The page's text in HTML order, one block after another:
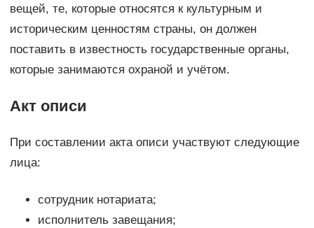
вещей, те, которые относятся к культурным и
историческим ценностям страны, он должен
поставить в известность государственные органы,
которые занимаются охраной и учётом.
Акт описи
При составлении акта описи участвуют следующие
лица:
сотрудник нотариата;
исполнитель завещания;